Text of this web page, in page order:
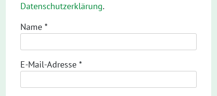
Datenschutzerklärung.
Name *
E-Mail-Adresse *